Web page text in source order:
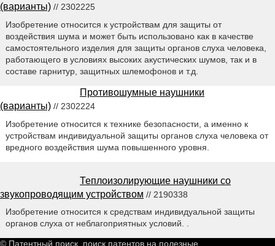
(варианты) // 2302225
Изобретение относится к устройствам для защиты от
воздействия шума и может быть использовано как в качестве
самостоятельного изделия для защиты органов слуха человека,
работающего в условиях высоких акустических шумов, так и в
составе гарнитур, защитных шлемофонов и т.д.
Противошумные наушники
(варианты) // 2302224
Изобретение относится к технике безопасности, а именно к
устройствам индивидуальной защиты органов слуха человека от
вредного воздействия шума повышенного уровня.
Теплоизолирующие наушники со
звукопроводящим устройством // 2190338
Изобретение относится к средствам индивидуальной защиты
органов слуха от неблагоприятных условий. .
© Патентный поиск, поиск патентов на полезные